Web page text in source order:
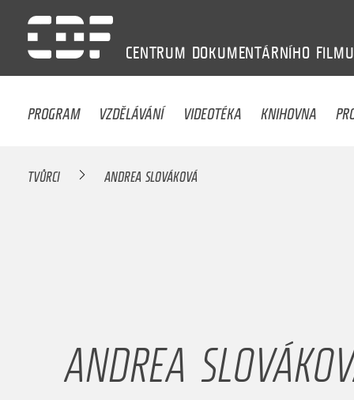
CENTRUM DOKUMENTÁRNÍHO FILMU
PROGRAM VZDĚLÁVÁNÍ VIDEOTÉKA KNIHOVNA
TVŮRCI ANDREA SLOVÁKOVÁ
ANDREA